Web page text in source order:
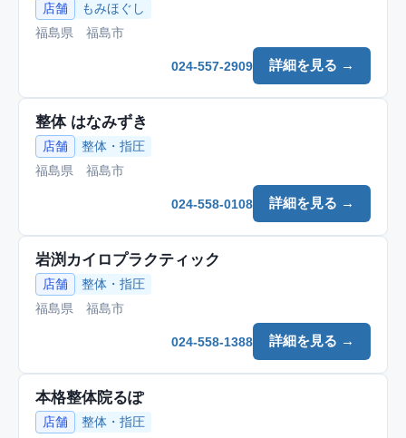
店舗
もみほぐし
福島県 福島市
詳細を見る →
024-557-2909
整体 はなみずき
店舗
整体・指圧
福島県 福島市
詳細を見る →
024-558-0108
岩渕カイロプラクティック
店舗
整体・指圧
福島県 福島市
詳細を見る →
024-558-1388
本格整体院るぽ
店舗
整体・指圧